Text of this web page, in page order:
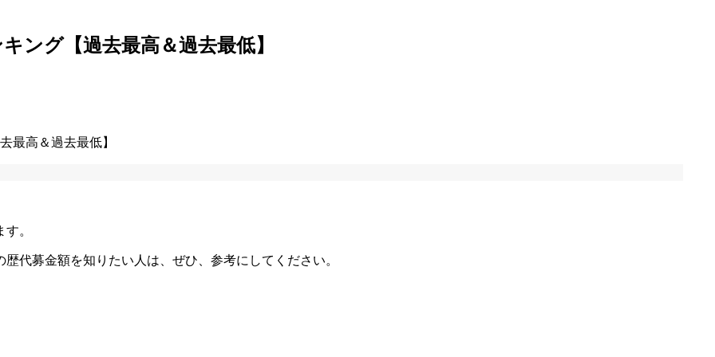
ング【過去最高＆過去最低】
。
代募金額を知りたい人は、ぜひ、参考にしてください。